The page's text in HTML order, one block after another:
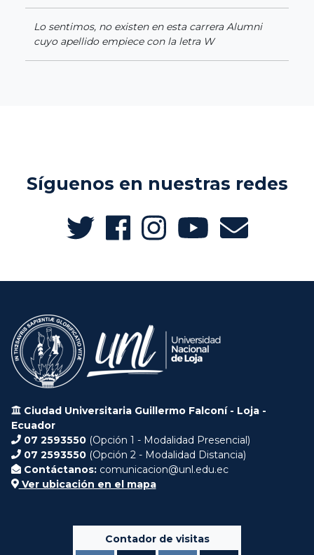
Lo sentimos, no existen en esta carrera Alumni
cuyo apellido empiece con la letra W
Síguenos en nuestras redes
Ciudad Universitaria Guillermo Falconí - Loja -
Ecuador
07 2593550 (Opción 1 - Modalidad Presencial)
07 2593550 (Opción 2 - Modalidad Distancia)
Contáctanos: comunicacion@unl.edu.ec
Ver ubicación en el mapa
Contador de visitas